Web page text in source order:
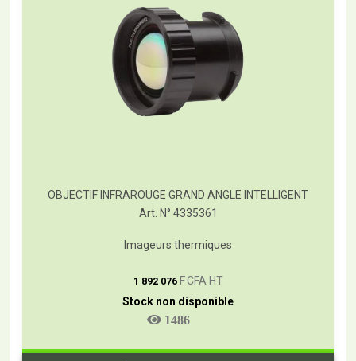
OBJECTIF INFRAROUGE GRAND ANGLE INTELLIGENT
Art. N° 4335361
Imageurs thermiques
1 892 076 F CFA HT
Stock non disponible
1486